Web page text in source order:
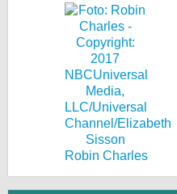
Robin Charles